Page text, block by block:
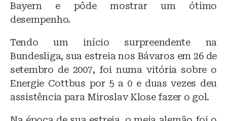
Bayern e pôde mostrar um ótimo
desempenho.
Tendo um início surpreendente na
Bundesliga, sua estreia nos Bávaros em 26 de
setembro de 2007, foi numa vitória sobre o
Energie Cottbus por 5 a 0 e duas vezes deu
assistência para Miroslav Klose fazer o gol.